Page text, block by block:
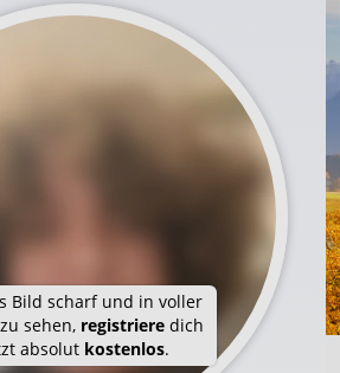
Bild scharf und in voller
sehen, registrieredich
absolut kostenlos.